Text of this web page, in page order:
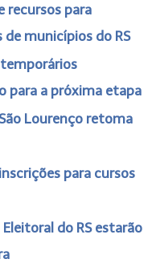
recursos para
municípios do RS
para a próxima etapa
Lourenço retoma
para cursos
do RS estarão